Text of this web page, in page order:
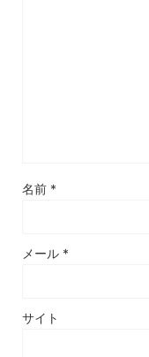
名前 *
メール *
サイト